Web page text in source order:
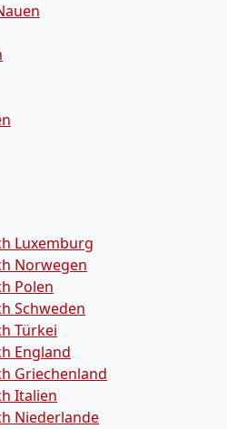
Luxemburg
Norwegen
Polen
Schweden
Türkei
England
Griechenland
Italien
Niederlande